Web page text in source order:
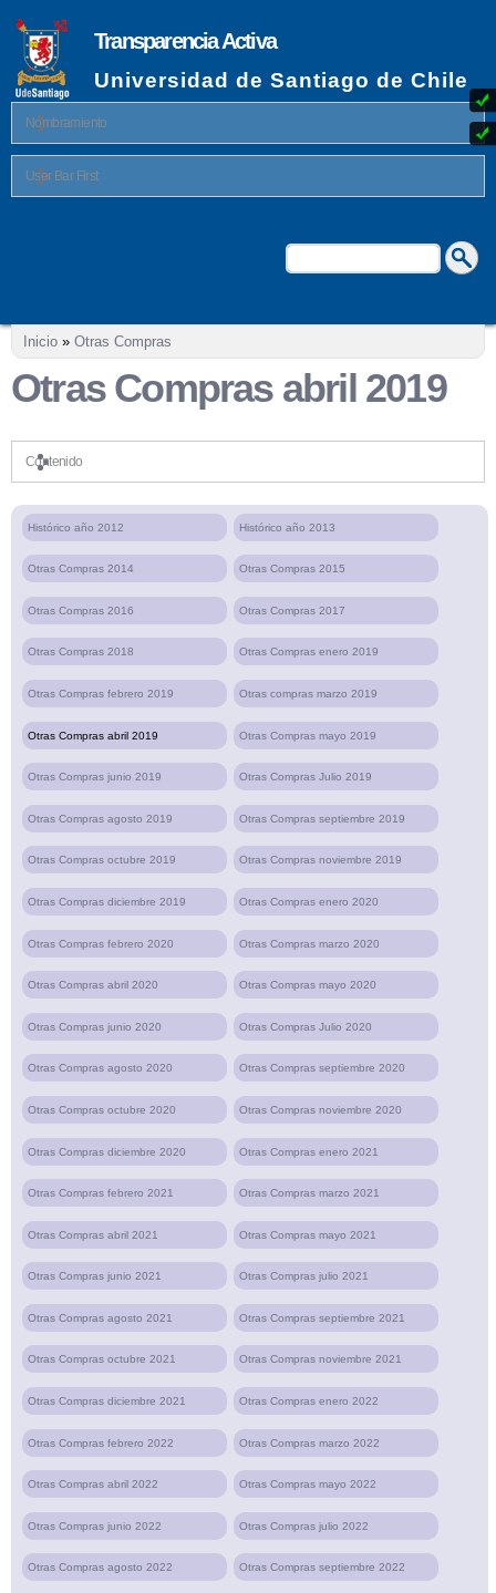
contenido
principal
Transparencia Activa
Universidad de Santiago de Chile
Nombramiento
User Bar First
Formulario de búsqueda
Buscar
Se encuentra usted aquí
Inicio » Otras Compras
Otras Compras abril 2019
Contenido
Histórico año 2012 Histórico año 2013
Otras Compras 2014 Otras Compras 2015
Otras Compras 2016 Otras Compras 2017
Otras Compras 2018 Otras Compras enero 2019
Otras Compras febrero 2019 Otras compras marzo 2019
Otras Compras abril 2019 Otras Compras mayo 2019
Otras Compras junio 2019 Otras Compras Julio 2019
Otras Compras agosto 2019 Otras Compras septiembre 2019
Otras Compras octubre 2019 Otras Compras noviembre 2019
Otras Compras diciembre 2019 Otras Compras enero 2020
Otras Compras febrero 2020 Otras Compras marzo 2020
Otras Compras abril 2020 Otras Compras mayo 2020
Otras Compras junio 2020 Otras Compras Julio 2020
Otras Compras agosto 2020 Otras Compras septiembre 2020
Otras Compras octubre 2020 Otras Compras noviembre 2020
Otras Compras diciembre 2020 Otras Compras enero 2021
Otras Compras febrero 2021 Otras Compras marzo 2021
Otras Compras abril 2021 Otras Compras mayo 2021
Otras Compras junio 2021 Otras Compras julio 2021
Otras Compras agosto 2021 Otras Compras septiembre 2021
Otras Compras octubre 2021 Otras Compras noviembre 2021
Otras Compras diciembre 2021 Otras Compras enero 2022
Otras Compras febrero 2022 Otras Compras marzo 2022
Otras Compras abril 2022 Otras Compras mayo 2022
Otras Compras junio 2022 Otras Compras julio 2022
Otras Compras agosto 2022 Otras Compras septiembre 2022